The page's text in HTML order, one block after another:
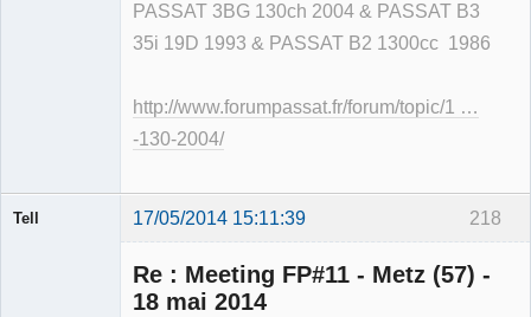
PASSAT 3BG 130ch 2004 & PASSAT B3
35i 19D 1993 & PASSAT B2 1300cc 1986
http://www.forumpassat.fr/forum/topic/1 …
-130-2004/
218
Tell 17/05/2014 15:11:39
Re : Meeting FP#11 - Metz (57) -
18 mai 2014